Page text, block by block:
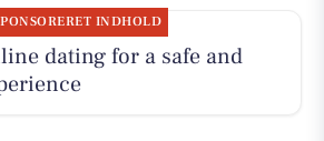
INDHOLD
dating for a safe and